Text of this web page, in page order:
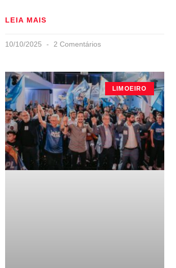
LEIA MAIS
10/10/2025 2 Comentários
LIMOEIRO